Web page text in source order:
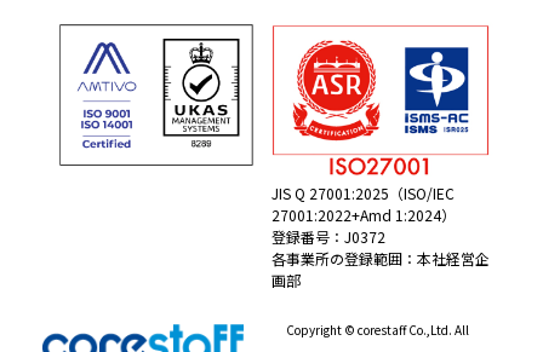
JIS Q 27001:2025（ISO/IEC
27001:2022+Amd 1:2024）
登録番号：J0372
各事業所の登録範囲：本社経営企
画部
Copyright © corestaff Co.,Ltd. All